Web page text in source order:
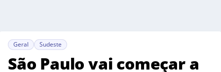
Geral Sudeste
São Paulo vai começar a